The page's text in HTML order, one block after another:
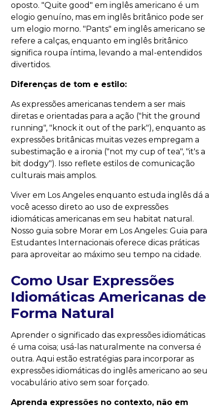
oposto. "Quite good" em inglês americano é um
elogio genuíno, mas em inglês britânico pode ser
um elogio morno. "Pants" em inglês americano se
refere a calças, enquanto em inglês britânico
significa roupa íntima, levando a mal-entendidos
divertidos.
Diferenças de tom e estilo:
As expressões americanas tendem a ser mais
diretas e orientadas para a ação ("hit the ground
running", "knock it out of the park"), enquanto as
expressões britânicas muitas vezes empregam a
subestimação e a ironia ("not my cup of tea", "it's a
bit dodgy"). Isso reflete estilos de comunicação
culturais mais amplos.
Viver em Los Angeles enquanto estuda inglês dá a
você acesso direto ao uso de expressões
idiomáticas americanas em seu habitat natural.
Nosso guia sobre Morar em Los Angeles: Guia para
Estudantes Internacionais oferece dicas práticas
para aproveitar ao máximo seu tempo na cidade.
Como Usar Expressões
Idiomáticas Americanas de
Forma Natural
Aprender o significado das expressões idiomáticas
é uma coisa; usá-las naturalmente na conversa é
outra. Aqui estão estratégias para incorporar as
expressões idiomáticas do inglês americano ao seu
vocabulário ativo sem soar forçado.
Aprenda expressões no contexto, não em